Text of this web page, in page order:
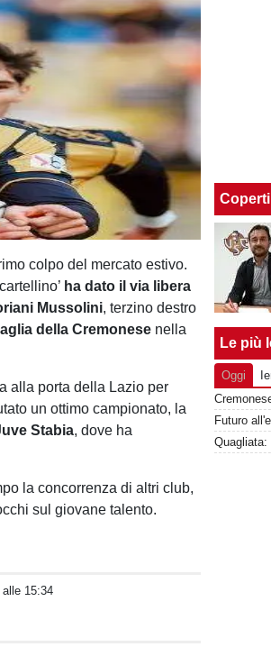
colpo del mercato estivo.
ha dato il via libera
Mussolini, terzino destro
della Cremonese nella
alla porta della Lazio per
un ottimo campionato, la
Stabia, dove ha
la concorrenza di altri club,
sul giovane talento.
15:34
Le più
Oggi
Futuro